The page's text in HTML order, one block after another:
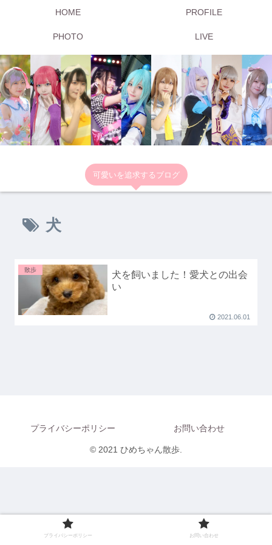
可愛いを追求するブログ
HOME PROFILE
PHOTO LIVE
犬
散歩
犬を飼いました！愛犬との出会
い
2021.06.01
プライバシーポリシー お問い合わせ
© 2021 ひめちゃん散歩.
プライバシーポリシー お問い合わせ